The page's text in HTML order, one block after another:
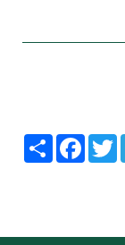
Share
FacebookTwitter